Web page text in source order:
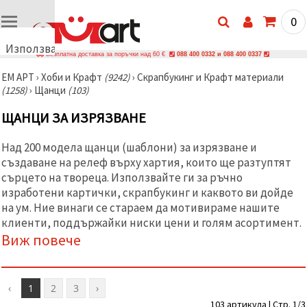
Използваме
🍪
Използваме
и подобни
технологии,
осигурим
правилната
работа на
сайта, да
подобрим
твоето
изживяване
и, с твое
съгласие,
да
трафика и
показваме
0
Безплатна доставка за поръчки над 60 € 088 400 0332 и 088 400 0337
ЕМ АРТ › Хоби и Крафт (9242)› Скрапбукинг и Крафт материали
(1258)› Щанци (103)
ЩАНЦИ ЗА ИЗРЯЗВАНЕ
Над 200 модела щанци (шаблони) за изрязване и
създаване на релеф върху хартия, които ще разтуптят
сърцето на твореца. Използвайте ги за ръчно
изработени картички, скрапбукинг и каквото ви дойде
на ум. Ние винаги се стараем да мотивираме нашите
клиенти, поддържайки ниски цени и голям асортимент.
Виж повече
‹ 1 2 3 ›
103 артикула | Стр. 1/3